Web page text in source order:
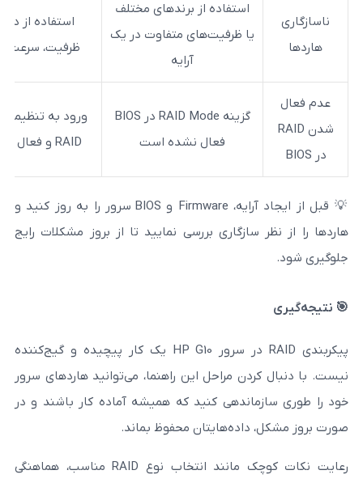
استفاده از برندهای مختلف
یا ظرفیت‌های متفاوت در یک
استفاده از دیسک‌های هم‌سان از
ظرفیت، سرعت و برند برای عملکرد
گزینه RAID Mode در BIOS
RAID و فعال کردن آن قبل از ایجاد آرایه
💡 قبل از ایجاد آرایه، Firmware و BIOS سرور را به‌ روز کنید و
بررسی نمایید تا از بروز مشکلات رایج
پیکربندی RAID در سرور HP G10 یک کار پیچیده و گیج‌کننده
مراحل این راهنما، می‌توانید هاردهای سرور
کنید که همیشه آماده کار باشند و در
محفوظ بماند.
رعایت نکات کوچک مانند انتخاب نوع RAID مناسب، هماهنگی